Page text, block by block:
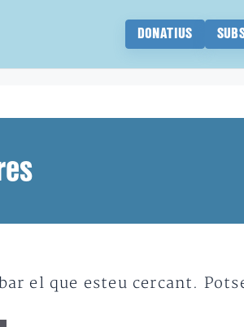
DONATIUS
el que esteu cercant.